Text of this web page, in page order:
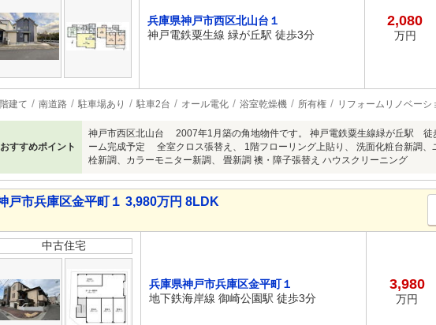
兵庫県神戸市西区北山台１
神戸電鉄粟生線 緑が丘駅 徒歩3分
2,080
万円
建て 南道路 駐車場あり 駐車2台 オール電化 浴室乾燥機 所有権 リフォームリノベーシ
おすすめポイント
神戸市西区北山台 2007年1月築の角地物件です。 神戸電鉄粟生線緑が丘駅
ーム完成予定 全室クロス張替え、 1階フローリング上貼り、 洗面化粧台新調
栓新調、カラーモニター新調、 畳新調 襖・障子張替え ハウスクリーニング
戸市兵庫区金平町１ 3,980万円 8LDK
中古住宅
兵庫県神戸市兵庫区金平町１
地下鉄海岸線 御崎公園駅 徒歩3分
3,980
万円